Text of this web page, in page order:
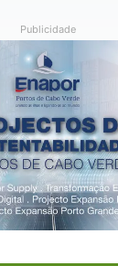
Publicidade